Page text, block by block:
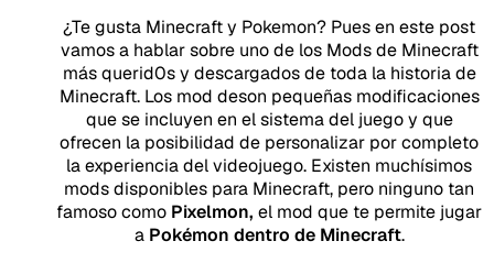
¿Te gusta Minecraft y Pokemon? Pues en este post
vamos a hablar sobre uno de los Mods de Minecraft
más querid0s y descargados de toda la historia de
Minecraft. Los mod deson pequeñas modificaciones
que se incluyen en el sistema del juego y que
ofrecen la posibilidad de personalizar por completo
la experiencia del videojuego. Existen muchísimos
mods disponibles para Minecraft, pero ninguno tan
famoso como Pixelmon, el mod que te permite jugar
a Pokémon dentro de Minecraft.